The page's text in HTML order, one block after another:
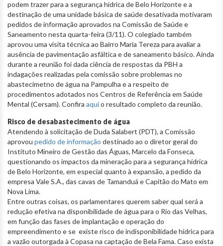
podem trazer para a segurança hídrica de Belo Horizonte e a
destinação de uma unidade básica de saúde desativada motivaram
pedidos de informação aprovados na Comissão de Saúde e
Saneamento nesta quarta-feira (3/11). O colegiado também
aprovou uma visita técnica ao Bairro Maria Tereza para avaliar a
ausência de pavimentação asfáltica e de saneamento básico. Ainda
durante a reunião foi dada ciência de respostas da PBH a
indagações realizadas pela comissão sobre problemas no
abastecimetno de água na Pampulha e a respeito de
procedimentos adotados nos Centros de Referência em Saúde
Mental (Cersam). Confira aquio resultado completo da reunião.
Risco de desabastecimento de água
Atendendo à solicitação de Duda Salabert (PDT), a Comissão
aprovou pedido de informação destinado ao o diretor geral do
Instituto Mineiro de Gestão das Águas, Marcelo da Fonseca,
questionando os impactos da mineração para a segurança hídrica
de Belo Horizonte, em especial quanto à expansão, a pedido da
empresa Vale S.A., das cavas de Tamanduá e Capitão do Mato em
Nova Lima.
Entre outras coisas, os parlamentares querem saber qual será a
redução efetiva na disponibilidade de água para o Rio das Velhas,
em função das fases de implantação e operação do
empreendimento e se existe risco de indisponibilidade hídrica para
a vazão outorgada à Copasa na captação de Bela Fama. Caso exista